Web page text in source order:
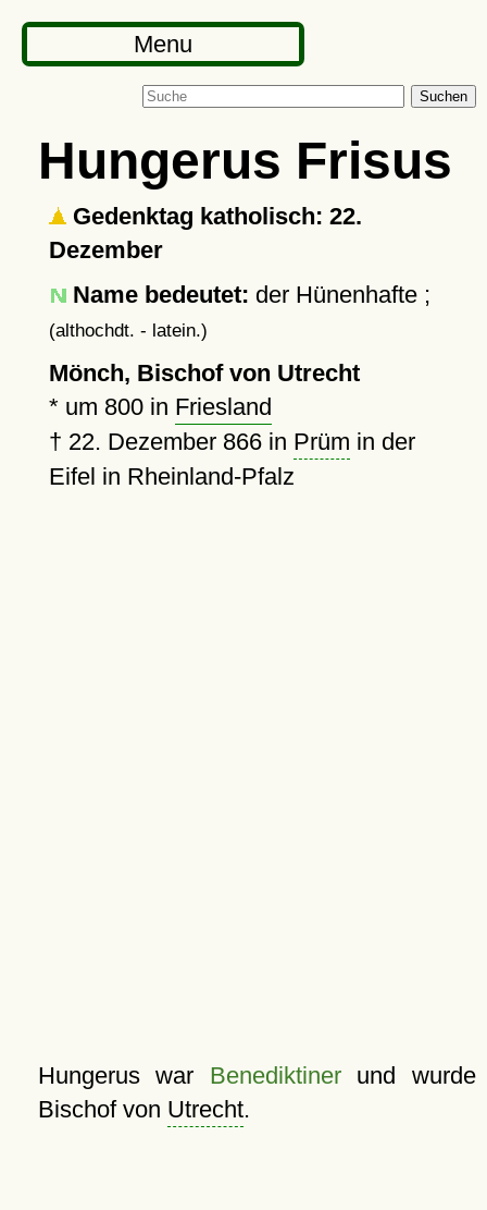
Menu
Suchen
Hungerus Frisus
Gedenktag katholisch: 22.
Dezember
Name bedeutet: der Hünenhafte ;
(althochdt. - latein.)
Mönch, Bischof von Utrecht
* um 800in Friesland
† 22. Dezember 866in Prüm in der
Eifel in Rheinland-Pfalz
Hungerus war Benediktinerund wurde
Bischof von Utrecht.